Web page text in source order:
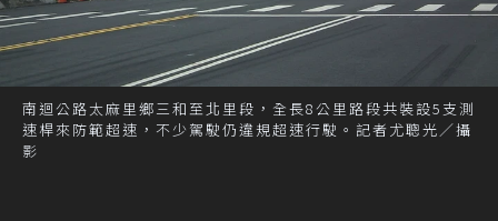
南迴公路太麻里鄉三和至北里段，全長8公里路段共裝設5支測
速桿來防範超速，不少駕駛仍違規超速行駛。記者尤聰光／攝
影